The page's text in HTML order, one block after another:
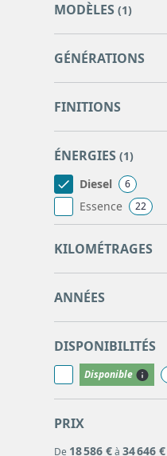
AUDI
MODÈLES (1)
A3
Q2 6
Q3 16
Q5 1
GÉNÉRATIONS
Q2 6
FINITIONS
advanced 1
design luxe
midnight series
s line plus 2
standard 1
ÉNERGIES (1)
Diesel
6
Essence 22
KILOMÉTRAGES
ANNÉES
DISPONIBILITÉS
Disponible
PRIX
De 18 586 €à 34 646 €